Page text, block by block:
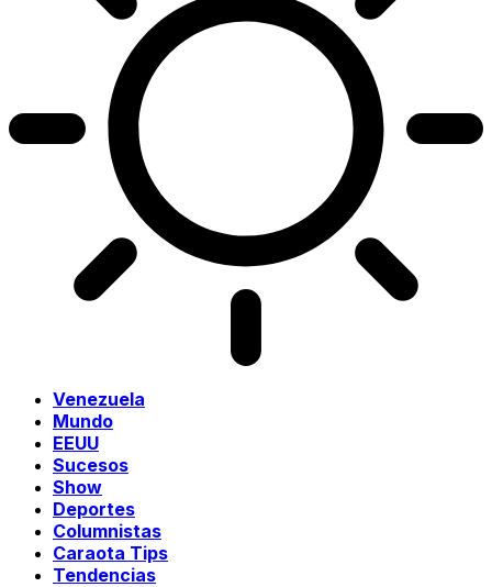
Venezuela
Mundo
EEUU
Sucesos
Show
Deportes
Columnistas
Caraota Tips
Tendencias